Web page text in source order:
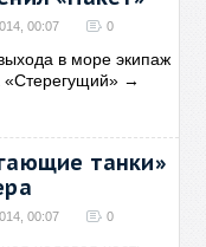
00:07 0
в море экипаж
«Стерегущий» →
танки»
00:07 0